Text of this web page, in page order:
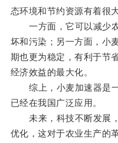
态环境和节约资源有着很
一方面，它可以减少农
坏和污染；另一方面，小
期也更为稳定，有利于节
经济效益的最大化。
综上，小麦加速器是一
已经在我国广泛应用。
未来，科技不断发展，
优化，这对于农业生产的